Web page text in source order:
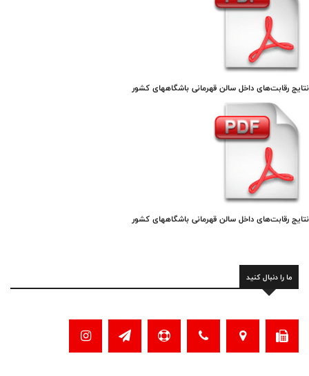
نتایج رقابت‌های داخل سالن قهرمانی باشگاههای کشور
نتایج رقابت‌های داخل سالن قهرمانی باشگاههای کشور
ما را دنبال کنید